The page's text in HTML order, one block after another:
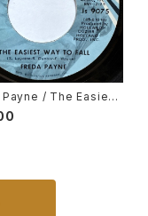
/ The Easiest
Fall